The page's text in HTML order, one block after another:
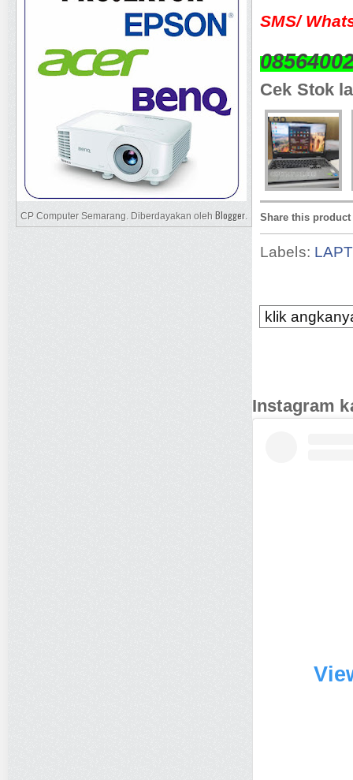
SMS/
Cek Stok
Share this product
Labels:
klik
Instagram
CP Computer Semarang. Diberdayakan oleh Blogger.